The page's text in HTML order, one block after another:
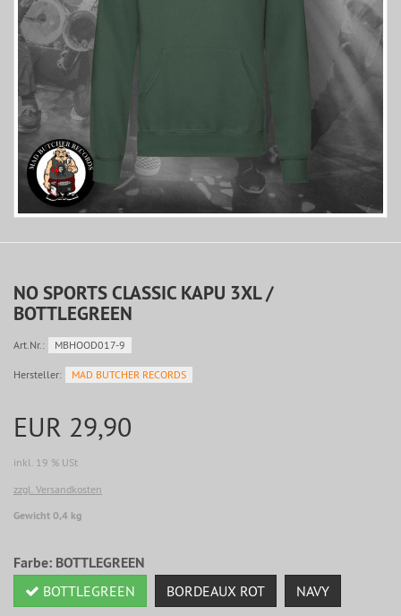
NO SPORTS CLASSIC KAPU 3XL /
BOTTLEGREEN
Art.Nr.: MBHOOD017-9
Hersteller: MAD BUTCHER RECORDS
EUR 29,90
inkl. 19 % USt
zzgl. Versandkosten
Gewicht 0,4 kg
Farbe: BOTTLEGREEN
BOTTLEGREEN BORDEAUX ROT NAVY